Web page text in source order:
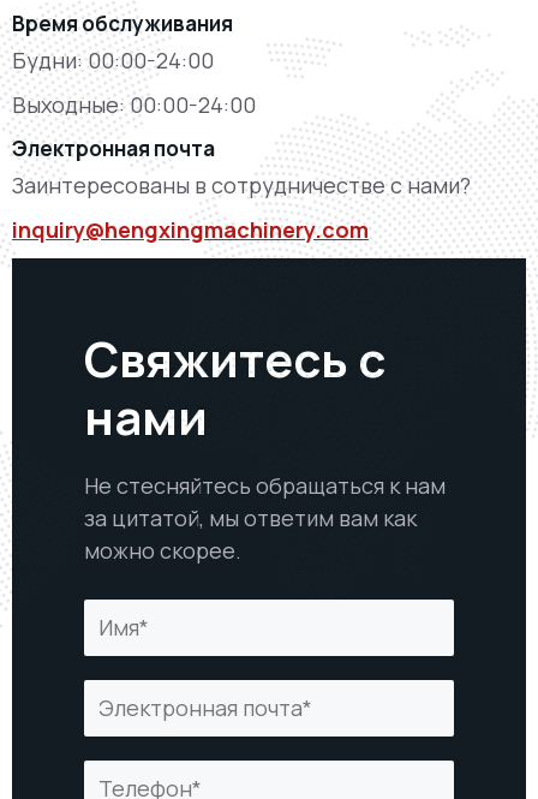
Время обслуживания
Будни: 00:00-24:00
Выходные: 00:00-24:00
Электронная почта
Заинтересованы в сотрудничестве с нами?
inquiry@hengxingmachinery.com
Свяжитесь с
нами
Не стесняйтесь обращаться к нам
за цитатой, мы ответим вам как
можно скорее.